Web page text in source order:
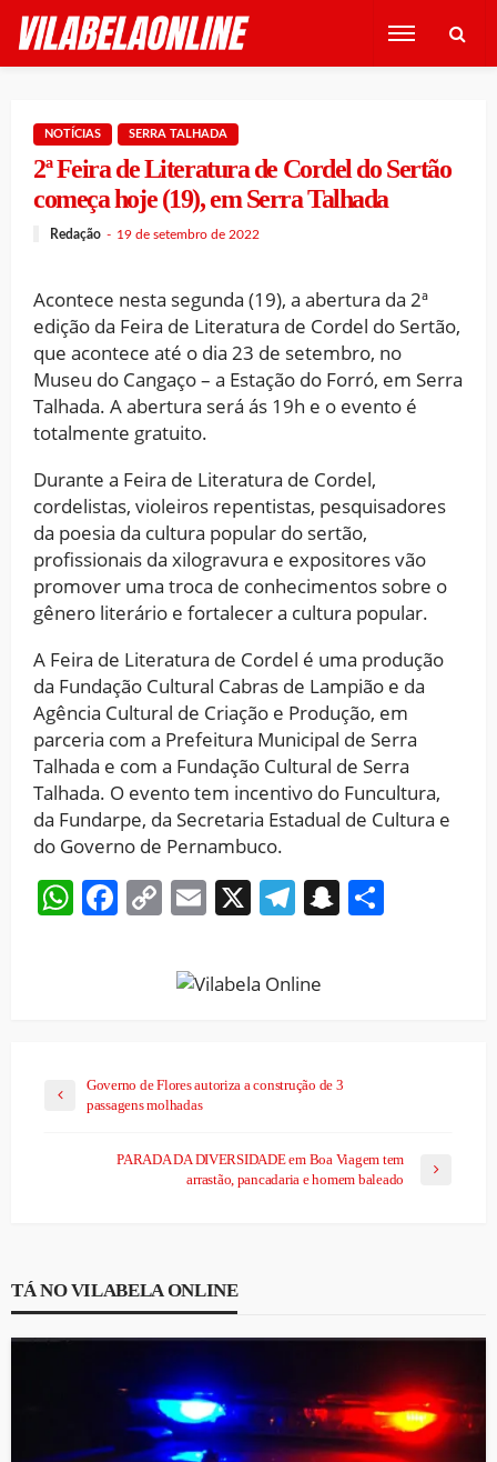
NOTÍCIAS SERRA TALHADA
2ª Feira de Literatura de Cordel do Sertão
começa hoje (19), em Serra Talhada
Redação 19 de setembro de 2022
Acontece nesta segunda (19), a abertura da 2ª
edição da Feira de Literatura de Cordel do Sertão,
que acontece até o dia 23 de setembro, no
Museu do Cangaço – a Estação do Forró, em Serra
Talhada. A abertura será ás 19h e o evento é
totalmente gratuito.
Durante a Feira de Literatura de Cordel,
cordelistas, violeiros repentistas, pesquisadores
da poesia da cultura popular do sertão,
profissionais da xilogravura e expositores vão
promover uma troca de conhecimentos sobre o
gênero literário e fortalecer a cultura popular.
A Feira de Literatura de Cordel é uma produção
da Fundação Cultural Cabras de Lampião e da
Agência Cultural de Criação e Produção, em
parceria com a Prefeitura Municipal de Serra
Talhada e com a Fundação Cultural de Serra
Talhada. O evento tem incentivo do Funcultura,
da Fundarpe, da Secretaria Estadual de Cultura e
do Governo de Pernambuco.
WhatsApp
Facebook
CopyEmail
X Telegram
Snapchat
Governo de Flores autoriza a construção de 3
passagens molhadas
PARADA DA DIVERSIDADE em Boa Viagem tem
arrastão, pancadaria e homem baleado
TÁ NO VILABELA ONLINE